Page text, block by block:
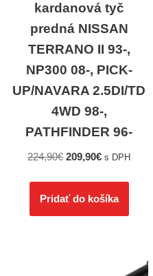
kardanová tyč
predná NISSAN
TERRANO II 93-,
NP300 08-, PICK-
UP/NAVARA 2.5DI/TD
4WD 98-,
PATHFINDER 96-
224,90€ 209,90€ s DPH
Pridať do košíka